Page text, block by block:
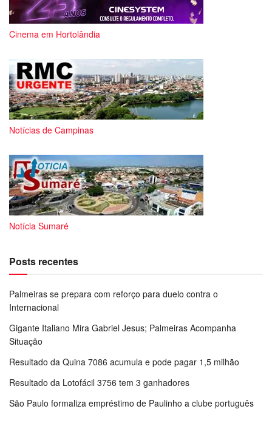
Cinema em Hortolândia
Notícias de Campinas
Notícia Sumaré
Posts recentes
Palmeiras se prepara com reforço para duelo contra o
Internacional
Gigante Italiano Mira Gabriel Jesus; Palmeiras Acompanha
Situação
Resultado da Quina 7086 acumula e pode pagar 1,5 milhão
Resultado da Lotofácil 3756 tem 3 ganhadores
São Paulo formaliza empréstimo de Paulinho a clube português